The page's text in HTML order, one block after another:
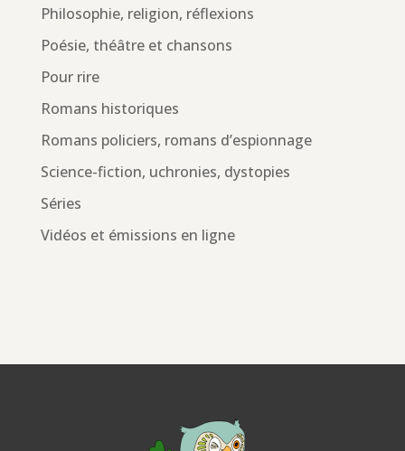
Philosophie, religion, réflexions
Poésie, théâtre et chansons
Pour rire
Romans historiques
Romans policiers, romans d’espionnage
Science-fiction, uchronies, dystopies
Séries
Vidéos et émissions en ligne